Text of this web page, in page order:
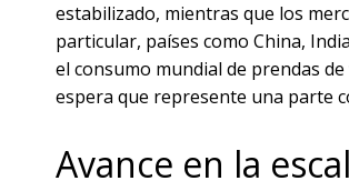
estabilizado, mientras que los
particular, países como China,
el consumo mundial de prendas
espera que represente una parte
Avance en la